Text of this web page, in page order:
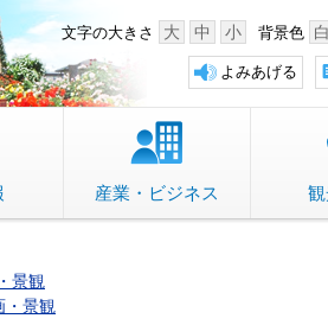
ふるさと 背景色 白
文字の大きさ 大 中 小
よみあげる
産業・ビジネス
景観
・景観